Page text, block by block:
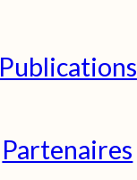
Publications
Partenaires